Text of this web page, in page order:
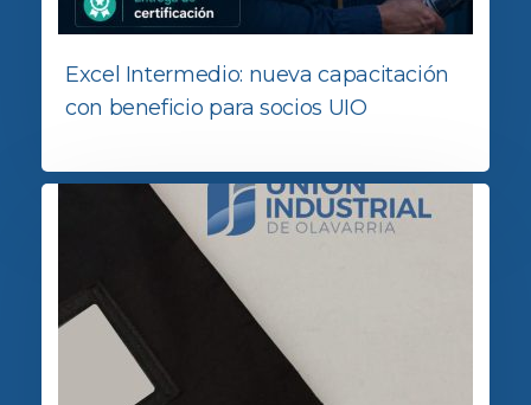
Excel Intermedio: nueva capacitación
con beneficio para socios UIO